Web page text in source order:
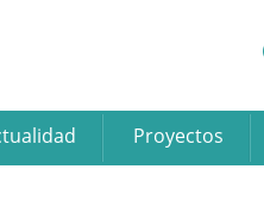
Proyectos